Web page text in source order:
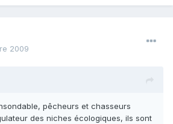
2009
pêcheurs et chasseurs
des niches écologiques, ils sont